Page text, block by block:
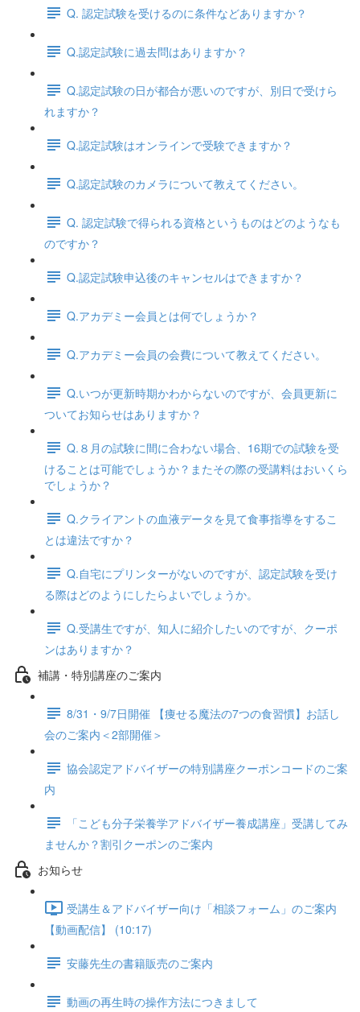
Q. 認定試験を受けるのに条件などありますか？
Q.認定試験に過去問はありますか？
Q.認定試験の日が都合が悪いのですが、別日で受けら
れますか？
Q.認定試験はオンラインで受験できますか？
Q.認定試験のカメラについて教えてください。
Q. 認定試験で得られる資格というものはどのようなも
のですか？
Q.認定試験申込後のキャンセルはできますか？
Q.アカデミー会員とは何でしょうか？
Q.アカデミー会員の会費について教えてください。
Q.いつが更新時期かわからないのですが、会員更新に
ついてお知らせはありますか？
Q.８月の試験に間に合わない場合、16期での試験を受
けることは可能でしょうか？またその際の受講料はおいくら
でしょうか？
Q.クライアントの血液データを見て食事指導をするこ
とは違法ですか？
Q.自宅にプリンターがないのですが、認定試験を受け
る際はどのようにしたらよいでしょうか。
Q.受講生ですが、知人に紹介したいのですが、クーポ
ンはありますか？
補講・特別講座のご案内
8/31・9/7日開催 【痩せる魔法の7つの食習慣】お話し
会のご案内＜2部開催＞
協会認定アドバイザーの特別講座クーポンコードのご案
内
「こども分子栄養学アドバイザー養成講座」受講してみ
ませんか？割引クーポンのご案内
お知らせ
受講生＆アドバイザー向け「相談フォーム」のご案内
【動画配信】 (10:17)
安藤先生の書籍販売のご案内
動画の再生時の操作方法につきまして